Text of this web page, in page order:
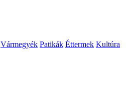
Vármegyék Patikák Éttermek Kultúra